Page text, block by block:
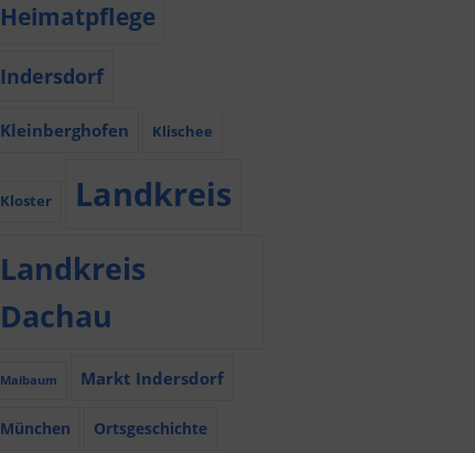
Heimatpflege
Indersdorf
Kleinberghofen Klischee
Kloster Landkreis
Landkreis
Dachau
Maibaum Markt Indersdorf
München Ortsgeschichte